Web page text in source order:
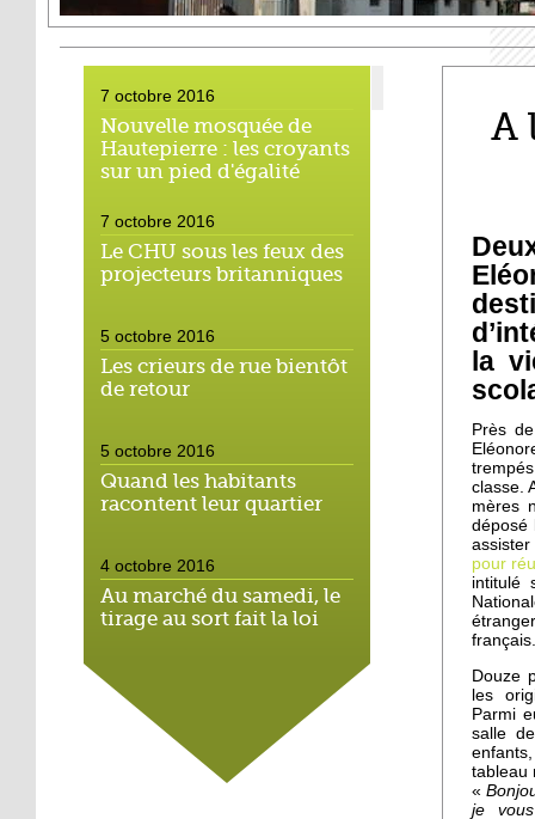
7 octobre 2016
Nouvelle mosquée de
Hautepierre : les croyants
sur un pied d'égalité
7 octobre 2016
Le CHU sous les feux des
projecteurs britanniques
5 octobre 2016
Les crieurs de rue bientôt
de retour
5 octobre 2016
Quand les habitants
racontent leur quartier
4 octobre 2016
Au marché du samedi, le
tirage au sort fait la loi
4 octobre 2016
Hautepierre: paysage
sonore
A
la
Près
classe.
mères
déposé
pour
intitulé
français.
Douze
les
Parmi
salle
tableau
«
je